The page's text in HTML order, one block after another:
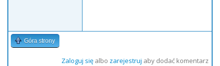
Góra strony
Zaloguj sięalbo zarejestruj aby dodać komentarz